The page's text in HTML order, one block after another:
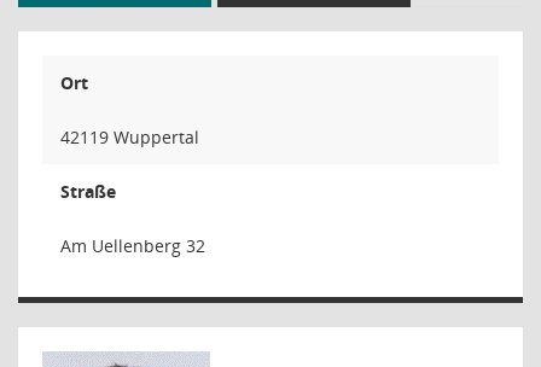
Ort
42119 Wuppertal
Straße
Am Uellenberg 32